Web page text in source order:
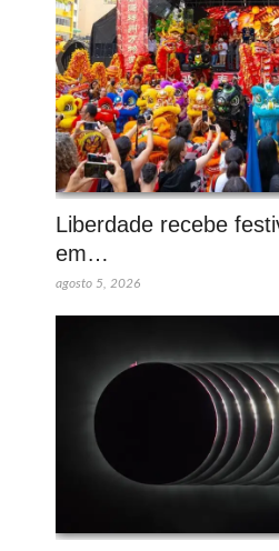
Liberdade recebe
em…
agosto 5, 2026